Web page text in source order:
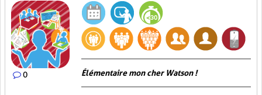
0 Élémentaire mon cher Watson !